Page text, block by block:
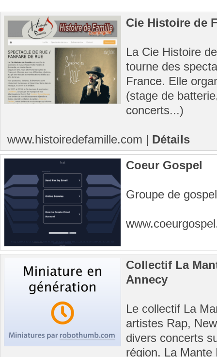
Cie Histoire de
La Cie Histoire
tourne des
France. Elle
(stage de
concerts...)
www.histoiredefamille.com | Détails
Coeur Gospel
Groupe de
Collectif La
Annecy
Le collectif La
artistes Rap,
divers concerts
région. La Mante